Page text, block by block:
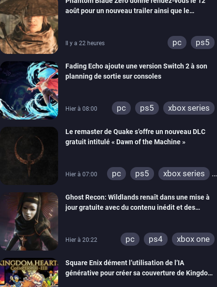
août pour un nouveau trailer ainsi que le
Il y a 22 heures pc ps5
Fading Echo ajoute une version Switch 2 à son
planning de sortie sur consoles
Hier à 08:00 pc ps5 xbox series
Le remaster de Quake s’offre un nouveau DLC
gratuit intitulé « Dawn of the Machine »
Hier à 07:00 pc ps5
xbox series
xbox one
nintendo 64
Ghost Recon: Wildlands renaît dans une mise à
jour gratuite avec du contenu inédit et des
Hier à 20:22 pc ps4 xbox one
Square Enix dément l’utilisation de l’IA
générative pour créer sa couverture de Kingdom